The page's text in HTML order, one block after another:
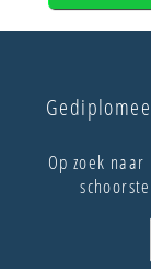
Op zoek